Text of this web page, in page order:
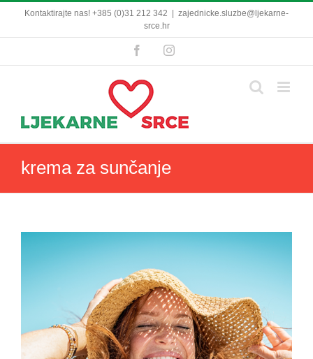
content
Kontaktirajte nas! +385 (0)31 212 342
zajednicke.sluzbe@ljekarne-
srce.hr
FacebookInstagram
krema za sunčanje